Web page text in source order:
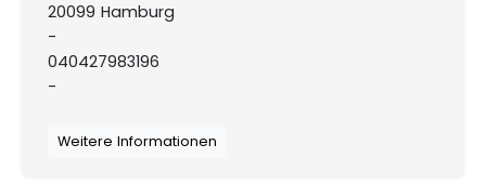
20099 Hamburg
-
040427983196
-
Weitere Informationen